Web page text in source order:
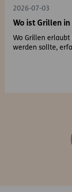
2026-07-03
Wo ist Grillen
Wo Grillen
werden sollte,